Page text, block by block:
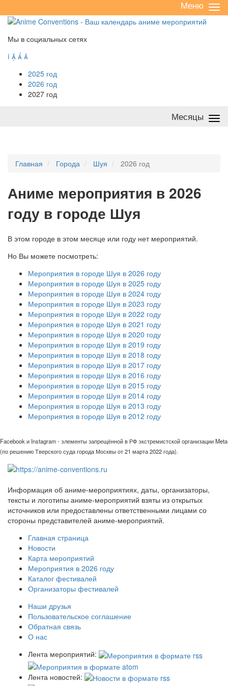
/
Меню
Мы в социальных сетях
   
2025 год
2026 год
2027 год
Месяцы
Главная Города Шуя 2026 год
Аниме мероприятия в 2026
году в городе Шуя
В этом городе в этом месяце или году нет мероприятий.
Но Вы можете посмотреть:
Мероприятия в городе Шуя в 2026 году
Мероприятия в городе Шуя в 2025 году
Мероприятия в городе Шуя в 2024 году
Мероприятия в городе Шуя в 2023 году
Мероприятия в городе Шуя в 2022 году
Мероприятия в городе Шуя в 2021 году
Мероприятия в городе Шуя в 2020 году
Мероприятия в городе Шуя в 2019 году
Мероприятия в городе Шуя в 2018 году
Мероприятия в городе Шуя в 2017 году
Мероприятия в городе Шуя в 2016 году
Мероприятия в городе Шуя в 2015 году
Мероприятия в городе Шуя в 2014 году
Мероприятия в городе Шуя в 2013 году
Мероприятия в городе Шуя в 2012 году
Facebook и Instagram - элементы запрещённой в РФ экстремистской организации Meta
(по решению Тверского суда города Москвы от 21 марта 2022 года).
Информация об аниме-мероприятиях, даты, организаторы,
тексты и логотипы аниме-мероприятий взяты из открытых
источников или предоставлены ответственными лицами со
стороны представителей аниме-мероприятий.
Главная страница
Новости
Карта мероприятий
Мероприятия в 2026 году
Каталог фестивалей
Организаторы фестивалей
Наши друзья
Пользовательское соглашение
Обратная связь
О нас
Лента мероприятий:
Лента новостей: